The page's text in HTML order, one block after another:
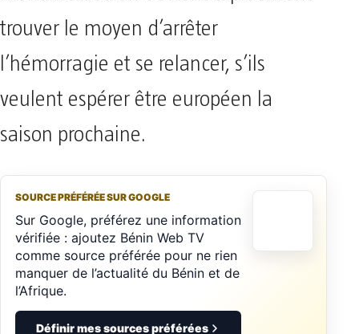
trouver le moyen d’arrêter
l’hémorragie et se relancer, s’ils
veulent espérer être européen la
saison prochaine.
SOURCE PRÉFÉRÉE SUR GOOGLE
Sur Google, préférez une information
vérifiée : ajoutez Bénin Web TV
comme source préférée pour ne rien
manquer de l’actualité du Bénin et de
l’Afrique.
Définir mes sources préférées